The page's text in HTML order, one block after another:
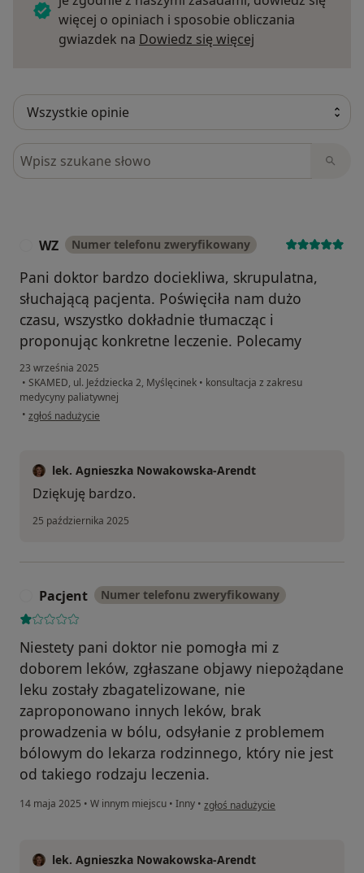
więcej o opiniach i sposobie obliczania
gwiazdek na Dowiedz się więcej
Szukaj w opiniach
WZ Numer telefonu zweryfikowany
Pani doktor bardzo dociekliwa, skrupulatna,
słuchającą pacjenta. Poświęciła nam dużo
czasu, wszystko dokładnie tłumacząc i
proponując konkretne leczenie. Polecamy
23 września 2025
• SKAMED, ul. Jeździecka 2, Myślęcinek • konsultacja z zakresu
medycyny paliatywnej
• w opinii użytkownika WZ
zgłoś nadużycie
lek. Agnieszka Nowakowska-Arendt
Dziękuję bardzo.
25 października 2025
Pacjent Numer telefonu zweryfikowany
Niestety pani doktor nie pomogła mi z
doborem leków, zgłaszane objawy niepożądane
leku zostały zbagatelizowane, nie
zaproponowano innych leków, brak
prowadzenia w bólu, odsyłanie z problemem
bólowym do lekarza rodzinnego, który nie jest
od takiego rodzaju leczenia.
14 maja 2025 • W innym miejscu • Inny • w opinii użytkownika Pacjent
zgłoś nadużycie
lek. Agnieszka Nowakowska-Arendt